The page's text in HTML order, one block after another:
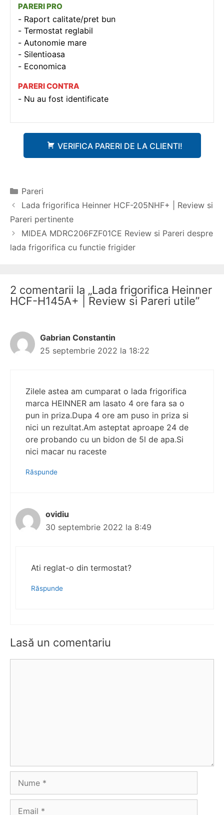
PARERI PRO
Raport calitate/pret bun
Termostat reglabil
Autonomie mare
Silentioasa
Economica
PARERI CONTRA
Nu au fost identificate
VERIFICA PARERI DE LA CLIENTI!
Categorii
Pareri
Navigare
în
articole
Lada frigorifica Heinner HCF-205NHF+ | Review si
Pareri pertinente
MIDEA MDRC206FZF01CE Review si Pareri despre
lada frigorifica cu functie frigider
2 comentarii la „Lada frigorifica Heinner
HCF-H145A+ | Review si Pareri utile”
Gabrian Constantin
25 septembrie 2022 la 18:22
Zilele astea am cumparat o lada frigorifica
marca HEINNER am lasato 4 ore fara sa o
pun in priza.Dupa 4 ore am puso in priza si
nici un rezultat.Am asteptat aproape 24 de
ore probando cu un bidon de 5l de apa.Si
nici macar nu raceste
Răspunde
ovidiu
30 septembrie 2022 la 8:49
Ati reglat-o din termostat?
Răspunde
Lasă un comentariu